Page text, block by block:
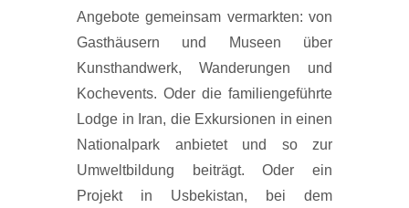
Angebote gemeinsam vermarkten: von
Gasthäusern und Museen über
Kunsthandwerk, Wanderungen und
Kochevents. Oder die familiengeführte
Lodge in Iran, die Exkursionen in einen
Nationalpark anbietet und so zur
Umweltbildung beiträgt. Oder ein
Projekt in Usbekistan, bei dem